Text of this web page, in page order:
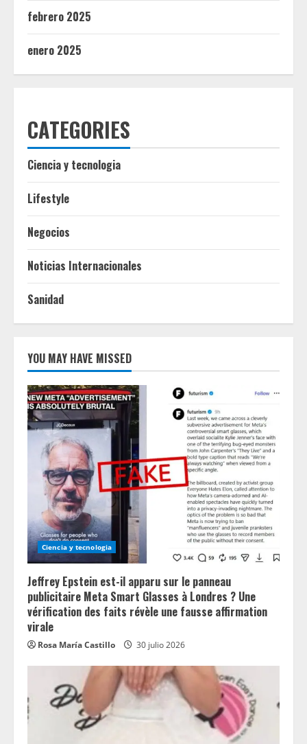
febrero 2025
enero 2025
CATEGORIES
Ciencia y tecnologia
Lifestyle
Negocios
Noticias Internacionales
Sanidad
YOU MAY HAVE MISSED
Ciencia y tecnologia
Jeffrey Epstein est-il apparu sur le panneau
publicitaire Meta Smart Glasses à Londres ? Une
vérification des faits révèle une fausse affirmation
virale
Rosa María Castillo 30 julio 2026